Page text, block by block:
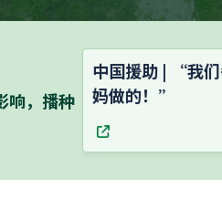
响，播种
中国援助 | “我
妈做的！”